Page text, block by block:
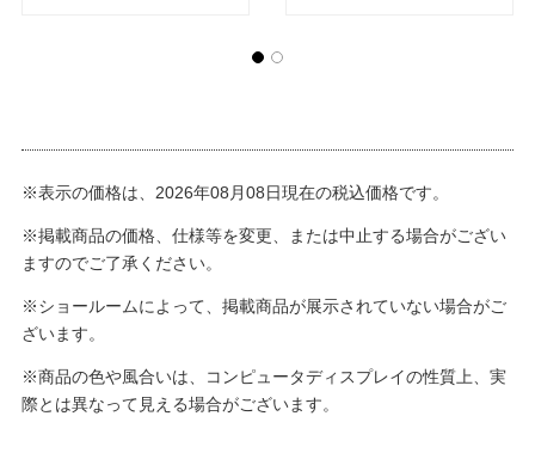
※表示の価格は、2026年08月08日現在の税込価格です。
※掲載商品の価格、仕様等を変更、または中止する場合がござい
ますのでご了承ください。
※ショールームによって、掲載商品が展示されていない場合がご
ざいます。
※商品の色や風合いは、コンピュータディスプレイの性質上、実
際とは異なって見える場合がございます。